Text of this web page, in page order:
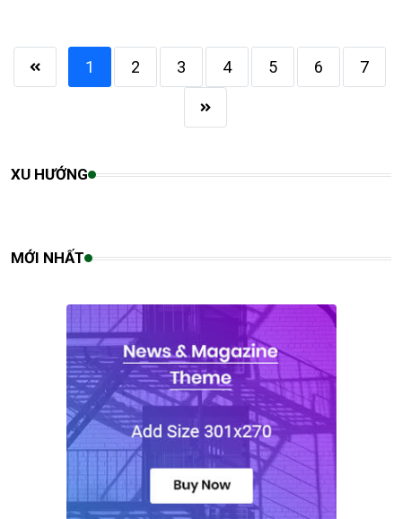
1 2 3 4 5 6 7
XU HƯỚNG
MỚI NHẤT